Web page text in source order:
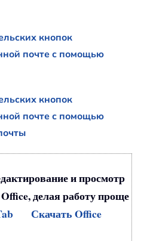
кнопок
почте с помощью
кнопок
почте с помощью
и просмотр
делая работу проще
Скачать Office